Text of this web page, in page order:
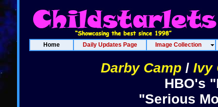
Home Daily Updates Page Image Collection
Darby Camp / Ivy
HBO's
"Serious